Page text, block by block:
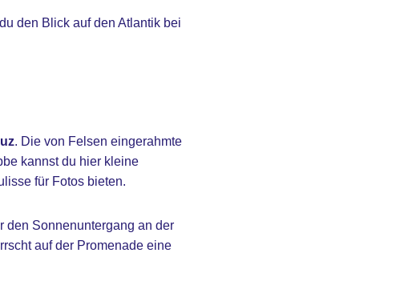
den Blick auf den Atlantik bei
. Die von Felsen eingerahmte
kannst du hier kleine
für Fotos bieten.
den Sonnenuntergang an der
auf der Promenade eine